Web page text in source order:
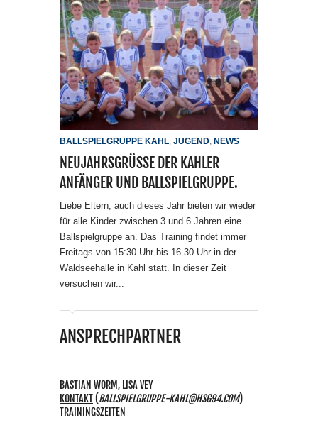
BALLSPIELGRUPPE KAHL JUGEND NEWS
NEUJAHRSGRÜSSE DER KAHLER A
NFÄNGER UND BALLSPIELGRUPPE.
Liebe Eltern, auch dieses Jahr bieten wir wieder
für alle Kinder zwischen 3 und 6 Jahren eine
Ballspielgruppe an. Das Training findet immer
Freitags von 15:30 Uhr bis 16.30 Uhr in der
Waldseehalle in Kahl statt. In dieser Zeit
versuchen wir...
ANSPRECHPARTNER
BASTIAN WORM, LISA VEY
KONTAKT(BALLSPIELGRUPPE-KAHL@HSG94.COM)
TRAININGSZEITEN